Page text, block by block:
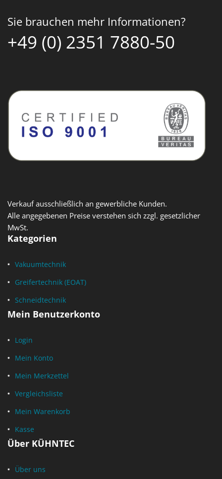
Sie brauchen mehr Informationen?
+49 (0) 2351 7880-50
Verkauf ausschließlich an gewerbliche Kunden.
Alle angegebenen Preise verstehen sich zzgl. gesetzlicher
MwSt.
Kategorien
Vakuumtechnik
Greifertechnik (EOAT)
Schneidtechnik
Mein Benutzerkonto
Login
Mein Konto
Mein Merkzettel
Vergleichsliste
Mein Warenkorb
Kasse
Über KÜHNTEC
Über uns